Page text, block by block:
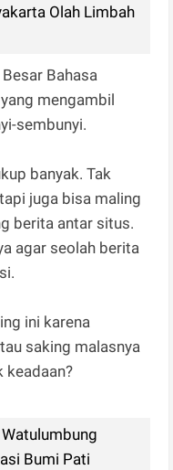
Olah Limbah
Bahasa
mengambil
sembunyi.
banyak. Tak
juga bisa maling
berita antar situs.
agar seolah berita
ini karena
saking malasnya
keadaan?
Bumi Pati